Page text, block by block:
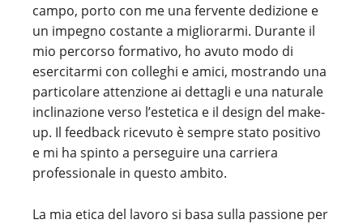
campo, porto con me una fervente dedizione e
un impegno costante a migliorarmi. Durante il
mio percorso formativo, ho avuto modo di
esercitarmi con colleghi e amici, mostrando una
particolare attenzione ai dettagli e una naturale
inclinazione verso l’estetica e il design del make-
up. Il feedback ricevuto è sempre stato positivo
e mi ha spinto a perseguire una carriera
professionale in questo ambito.
La mia etica del lavoro si basa sulla passione per